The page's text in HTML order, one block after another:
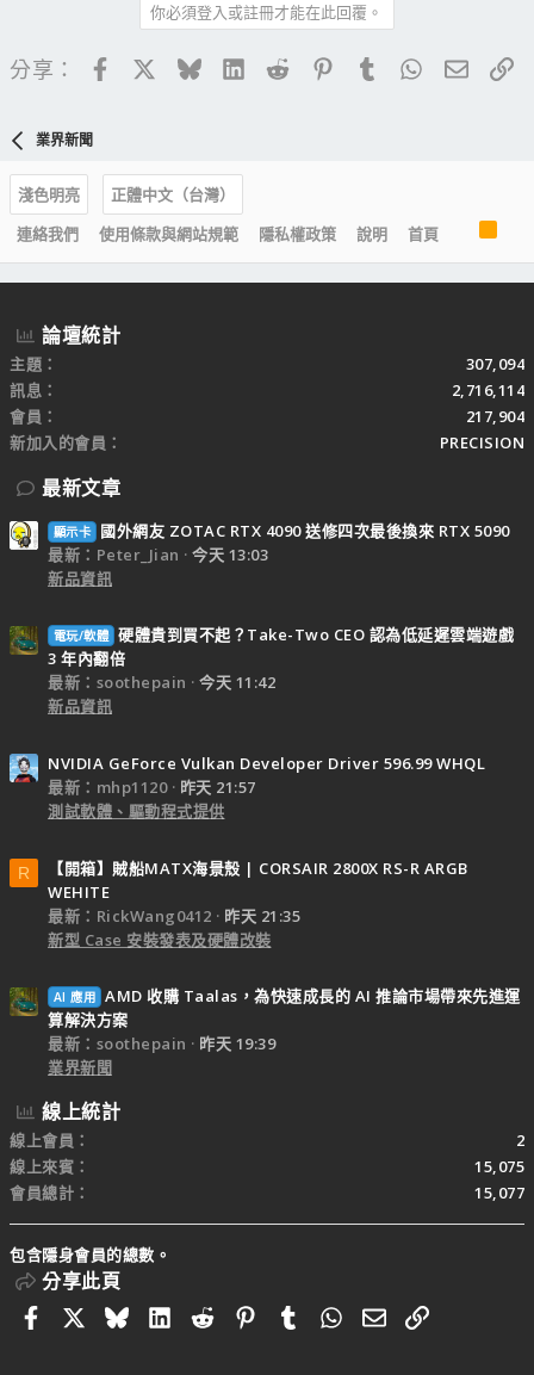
你必須登入或註冊才能在此回覆。
分享： FacebookBlueskyLinkedIn
Reddit PinterestTumblrWhatsApp
電子
業界新聞
淺色明亮
正體中文（台灣）
連絡我們
使用條款與網站規範 隱私權政策 說明 首頁
S
論壇統計
主題
307,094
訊息
2,716,114
會員
217,904
新加入的會員
PRECISION
最新文章
顯示卡
國外網友 ZOTAC RTX 4090 送修四次最後換來 RTX 5090
最新：Peter_Jian
今天 13:03
新品資訊
電玩/軟體 硬體貴到買不起？Take-Two CEO 認為低延遲雲端遊戲
3 年內翻倍
最新：soothepain
今天 11:42
新品資訊
NVIDIA GeForce Vulkan Developer Driver 596.99 WHQL
最新：mhp1120
昨天 21:57
測試軟體、驅動程式提供
R
【開箱】賊船MATX海景殼 | CORSAIR 2800X RS-R ARGB
WEHITE
最新：RickWang0412
昨天 21:35
新型 Case 安裝發表及硬體改裝
AI 應用 AMD 收購 Taalas，為快速成長的 AI 推論市場帶來先進運
算解決方案
最新：soothepain
昨天 19:39
業界新聞
線上統計
線上會員
2
線上來賓
15,075
會員總計
15,077
包含隱身會員的總數。
分享此頁
FacebookBlueskyLinkedIn
RedditPinterestTumblrWhatsApp
電子郵件
連結